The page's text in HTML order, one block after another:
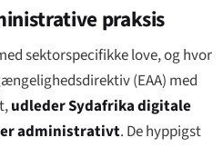
praksis
sektorspecifikke love, og hvor
(EAA) med
udleder Sydafrika digitale
administrativt. De hyppigst